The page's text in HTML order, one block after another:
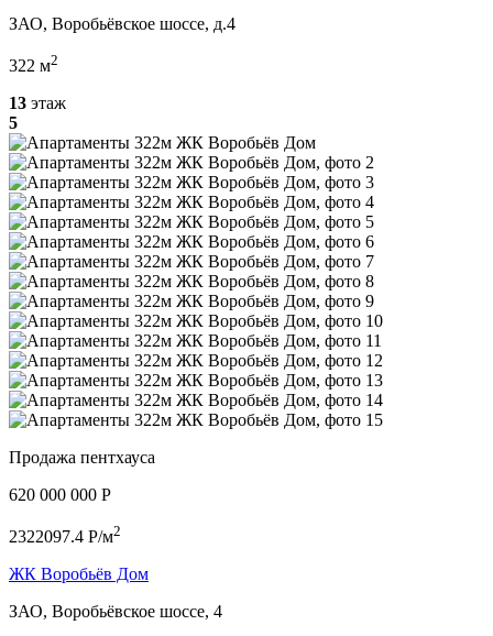
ЗАО, Воробьёвское шоссе, д.4
322 м2
13 этаж
5
Продажа пентхауса
620 000 000 P
2322097.4 P/м2
ЖК Воробьёв Дом
ЗАО, Воробьёвское шоссе, 4